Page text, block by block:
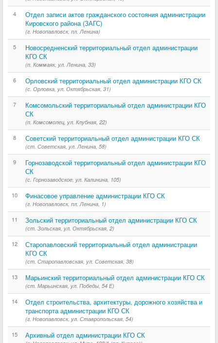
4
Отдел записи актов гражданского состояния администрации
Кировского района (ЗАГС)
(г. Новопавловск, пл. Ленина)
5
Новосредненский территориальный отдел администрации
КГО СК
(п. Коммаяк, ул. Ленина, 33)
6 Орловский территориальный отдел администрации КГО СК
(с. Орловка, ул. Октябрьская, 31)
7
Комсомольский территориальный отдел администрации КГО
СК
(п. Комсомолец, ул. Клубная, 22)
8 Советский территориальный отдел администрации КГО СК
(ст. Советская, ул. Ленина, 58)
9
Горнозаводской территориальный отдел администрации КГО
СК
(с. Горнозаводское, ул. Калинина, 105)
10 Финасовое управление администрации КГО СК
(г. Новопавловск, пл. Ленина, 1)
11 Зольский территориальный отдел администрации КГО СК
(ст. Зольская, ул. Октябрьская, 2)
12
Старопавловский территориальный отдел администрации
КГО СК
(ст. Старопавловская, ул. Советская, 38)
13 Марьинский территориальный отдел администрации КГО СК
(ст. Марьинская, ул. Победы, 54 Е)
14
Отдел строительства, архитектуры, дорожного хозяйства и
транспорта администрации КГО СК
(г. Новопавловск, ул. Ставропольская, 54)
15 Архивный отдел администрации КГО СК